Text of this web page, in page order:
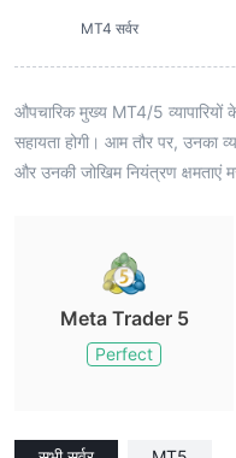
MT4 सर्वर
औपचारिक मुख्य MT4/5 व्यापारियों
सहायता होगी। आम तौर पर, उनका
और उनकी जोखिम नियंत्रण क्षमताएं
Meta Trader 5
Perfect